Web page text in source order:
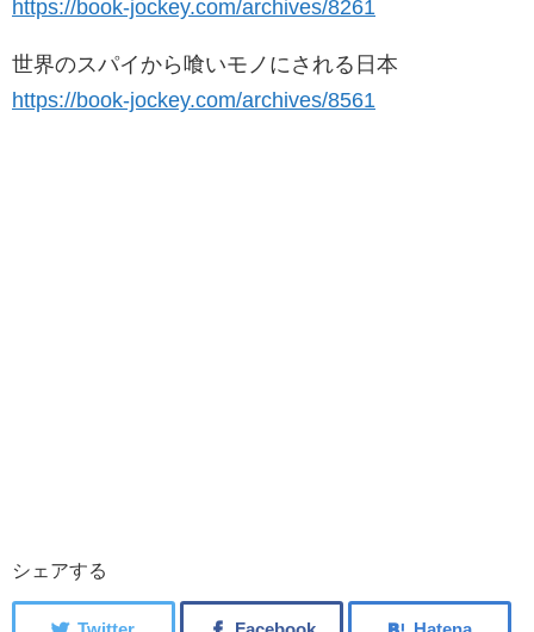
https://book-jockey.com/archives/8261
世界のスパイから喰いモノにされる日本
https://book-jockey.com/archives/8561
シェアする